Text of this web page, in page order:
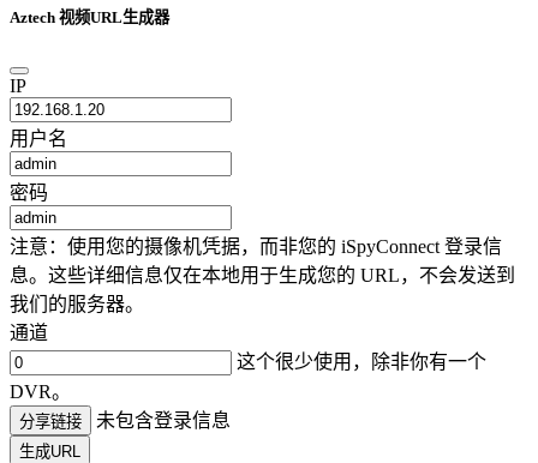
Aztech 视频URL生成器
IP
用户名
密码
注意：使用您的摄像机凭据，而非您的 iSpyConnect 登录信
息。这些详细信息仅在本地用于生成您的 URL，不会发送到
我们的服务器。
通道
这个很少使用，除非你有一个
DVR。
分享链接 未包含登录信息
生成URL